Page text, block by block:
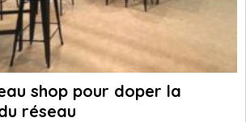
shop pour doper la
réseau